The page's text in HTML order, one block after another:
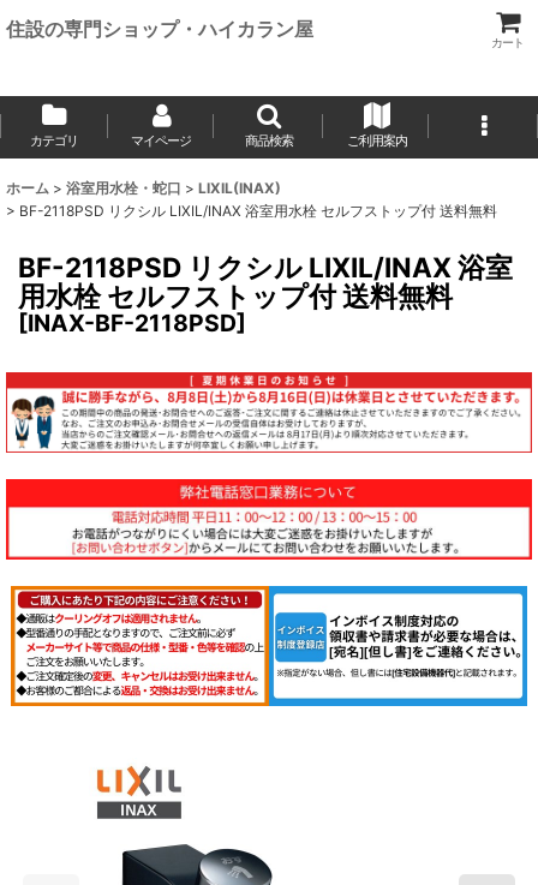
住設の専門ショップ・ハイカラン屋
カート
カテゴリ マイページ 商品検索 ご利用案内
ホーム > 浴室用水栓・蛇口 > LIXIL(INAX)
> BF-2118PSD リクシル LIXIL/INAX 浴室用水栓 セルフストップ付 送料無料
BF-2118PSD リクシル LIXIL/INAX 浴室
用水栓 セルフストップ付 送料無料
[INAX-BF-2118PSD]